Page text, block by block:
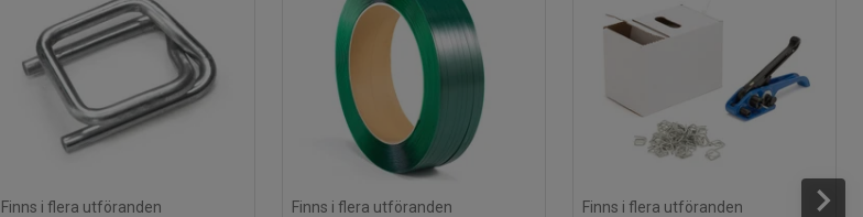
Finns i flera utföranden Finns i flera utföranden Finns i flera utföranden